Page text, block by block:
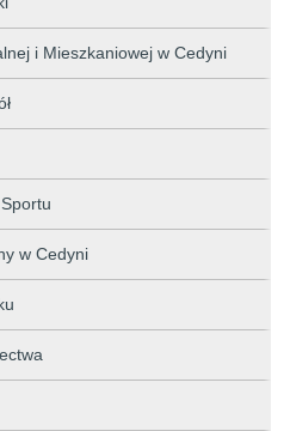
i Mieszkaniowej w Cedyni
w Cedyni